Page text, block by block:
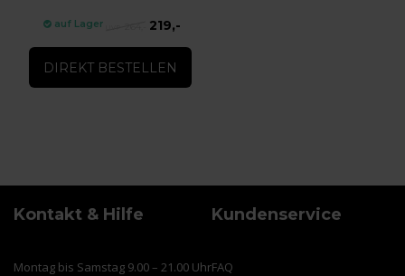
auf Lager 219,-
DIREKT BESTELLEN
Kontakt & Hilfe
Montag bis Samstag 9.00 – 21.00 Uhr
Kundenservice
FAQ